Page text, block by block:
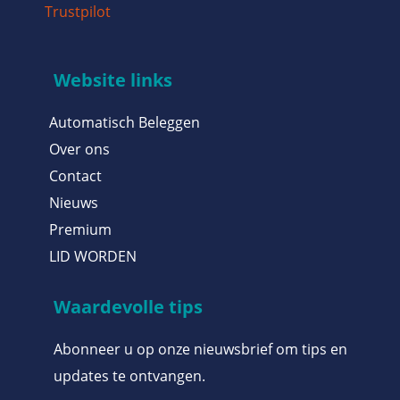
Trustpilot
Website links
Automatisch Beleggen
Over ons
Contact
Nieuws
Premium
LID WORDEN
Waardevolle tips
Abonneer u op onze nieuwsbrief om tips en
updates te ontvangen.